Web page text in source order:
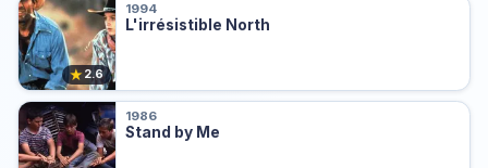
★2.6
1994
L'irrésistible North
1986
Stand by Me